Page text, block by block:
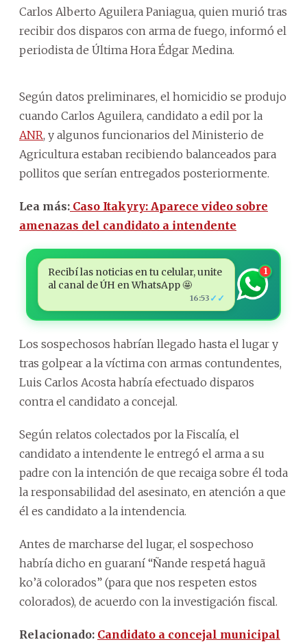
Carlos Alberto Aguilera Paniagua, quien murió tras
recibir dos disparos con arma de fuego, informó el
periodista de Última Hora Édgar Medina.
Según datos preliminares, el homicidio se produjo
cuando Carlos Aguilera, candidato a edil por la
ANR, y algunos funcionarios del Ministerio de
Agricultura estaban recibiendo balanceados para
pollitos que serían entregados posteriormente.
Lea más: Caso Itakyry: Aparece video sobre
amenazas del candidato a intendente
Recibí las noticias en tu celular, unite
al canal de ÚH en WhatsApp 🤩
16:53 ✓✓
1
Los sospechosos habrían llegado hasta el lugar y
tras golpear a la víctima con armas contundentes,
Luis Carlos Acosta habría efectuado disparos
contra el candidato a concejal.
Según relatos colectados por la Fiscalía, el
candidato a intendente le entregó el arma a su
padre con la intención de que recaiga sobre él toda
la responsabilidad del asesinato, en atención a que
él es candidato a la intendencia.
Antes de marcharse del lugar, el sospechoso
habría dicho en guaraní “Ñande respetá haguã
ko’ã colorados” (para que nos respeten estos
colorados), de acuerdo con la investigación fiscal.
Relacionado: Candidato a concejal municipal